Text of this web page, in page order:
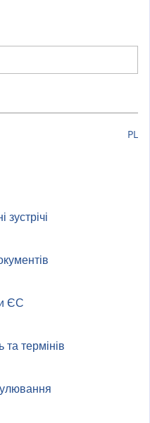
PL
зустрічі
ЄС
термінів